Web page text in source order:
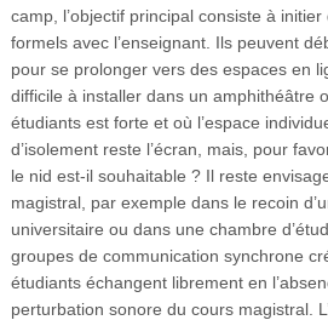
camp, l’objectif principal consiste à
formels avec l’enseignant. Ils peuvent
pour se prolonger vers des espaces en
difficile à installer dans un amphithéâtre
étudiants est forte et où l’espace
d’isolement reste l’écran, mais, pour
le nid est-il souhaitable ? Il reste
magistral, par exemple dans le recoin
universitaire ou dans une chambre
groupes de communication synchrone
étudiants échangent librement en
perturbation sonore du cours magistral.